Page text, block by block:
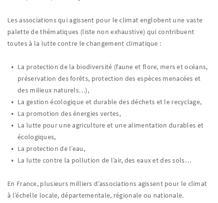
Les associations qui agissent pour le climat englobent une vaste
palette de thématiques (liste non exhaustive) qui contribuent
toutes à la lutte contre le changement climatique :
La protection de la biodiversité (faune et flore, mers et océans,
préservation des forêts, protection des espèces menacées et
des milieux naturels…),
La gestion écologique et durable des déchets et le recyclage,
La promotion des énergies vertes,
La lutte pour une agriculture et une alimentation durables et
écologiques,
La protection de l’eau,
La lutte contre la pollution de l’air, des eaux et des sols…
En France, plusieurs milliers d’associations agissent pour le climat
à l’échelle locale, départementale, régionale ou nationale.